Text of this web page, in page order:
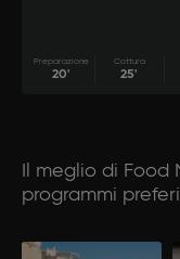
Preparazione
20'
Cottura
25'
Il meglio di
programmi